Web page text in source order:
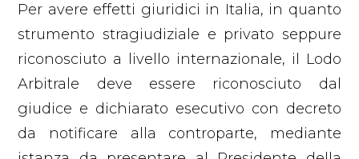
Per avere effetti giuridici in Italia, in quanto
strumento stragiudiziale e privato seppure
riconosciuto a livello internazionale, il Lodo
Arbitrale deve essere riconosciuto dal
giudice e dichiarato esecutivo con decreto
da notificare alla controparte, mediante